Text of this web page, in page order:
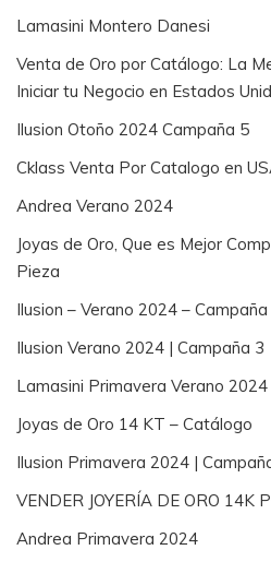
Lamasini Montero Danesi
Venta de Oro por Catálogo: La
Iniciar tu Negocio en Estados
Ilusion Otoño 2024 Campaña 5
Cklass Venta Por Catalogo en
Andrea Verano 2024
Joyas de Oro, Que es Mejor
Pieza
Ilusion – Verano 2024 –
Ilusion Verano 2024 | Campaña 3
Lamasini Primavera Verano 2024
Joyas de Oro 14 KT – Catálogo
Ilusion Primavera 2024 |
VENDER JOYERÍA DE ORO 14K
Andrea Primavera 2024